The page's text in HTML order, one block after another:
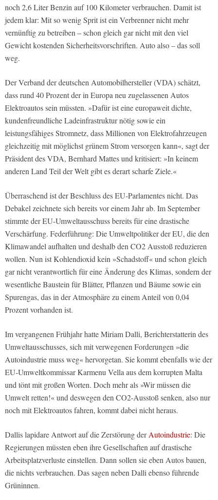
noch 2,6 Liter Benzin auf 100 Kilometer verbrauchen. Damit ist
jedem klar: Mit so wenig Sprit ist ein Verbrenner nicht mehr
vernünftig zu betreiben – schon gleich gar nicht mit den viel
Gewicht kostenden Sicherheitsvorschriften. Auto also – das soll
weg.
Der Verband der deutschen Automobilhersteller (VDA) schätzt,
dass rund 40 Prozent der in Europa neu zugelassenen Autos
Elektroautos sein müssten. »Dafür ist eine europaweit dichte,
kundenfreundliche Ladeinfrastruktur nötig sowie ein
leistungsfähiges Stromnetz, dass Millionen von Elektrofahrzeugen
gleichzeitig mit möglichst grünem Strom versorgen kann«, sagt der
Präsident des VDA, Bernhard Mattes und kritisiert: »In keinem
anderen Land Teil der Welt gibt es derart scharfe Ziele.«
Überraschend ist der Beschluss des EU-Parlamentes nicht. Das
Debakel zeichnete sich bereits vor einem Jahr ab. Im September
stimmte der EU-Umweltausschuss bereits für eine drastische
Verschärfung. Federführung: Die Umweltpolitiker der EU, die den
Klimawandel aufhalten und deshalb den CO2 Ausstoß reduzieren
wollen. Nun ist Kohlendioxid kein »Schadstoff« und schon gleich
gar nicht verantwortlich für eine Änderung des Klimas, sondern der
wesentliche Baustein für Blätter, Pflanzen und Bäume sowie ein
Spurengas, das in der Atmosphäre zu einem Anteil von 0,04
Prozent vorhanden ist.
Im vergangenen Frühjahr hatte Miriam Dalli, Berichterstatterin des
Umweltausschusses, sich mit verwegenen Forderungen »die
Autoindustrie muss weg« hervorgetan. Sie kommt ebenfalls wie der
EU-Umweltkommissar Karmenu Vella aus dem korrupten Malta
und tönt mit großen Worten. Doch mehr als »Wir müssen die
Umwelt retten!« und deswegen den CO2-Ausstoß senken, also nur
noch mit Elektroautos fahren, kommt dabei nicht heraus.
Dallis lapidare Antwort auf die Zerstörung derAutoindustrie: Die
Regierungen müssten eben ihre Gesellschaften auf drastische
Arbeitsplatzverluste einstellen. Dann sollen sie eben Autos bauen,
die nichts verbrauchen. Das sagen neben Dalli ebenso führende
Grüninnen.